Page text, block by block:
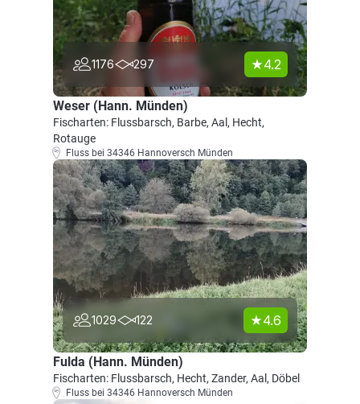
1176 297 4.2
Weser (Hann. Münden)
Fischarten: Flussbarsch, Barbe, Aal, Hecht,
Rotauge
Fluss bei 34346 Hannoversch Münden
1029 122 4.6
Fulda (Hann. Münden)
Fischarten: Flussbarsch, Hecht, Zander, Aal, Döbel
Fluss bei 34346 Hannoversch Münden